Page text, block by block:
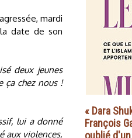
mardi
date de son
deux jeunes
ça chez nous !
lui a donné
aux violences,
« Dara
François
oublié